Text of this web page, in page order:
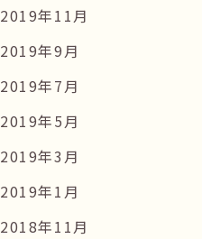
2019年11月
2019年9月
2019年7月
2019年5月
2019年3月
2019年1月
2018年11月